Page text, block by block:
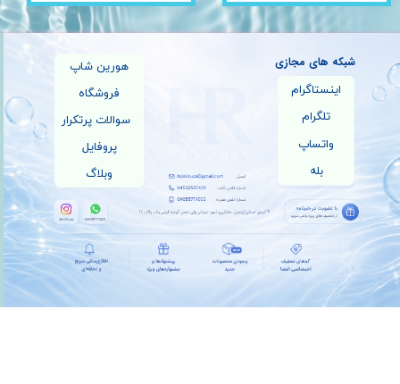
هورین شاپ
فروشگاه
سوالات پرتکرار
پروفایل
وبلاگ
اینستاگرام
تلگرام
واتساپ
بله
شبکه های مجازی